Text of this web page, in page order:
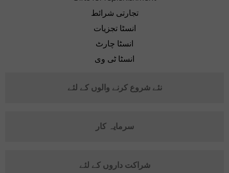
تجارتی شرائط
انسٹا تجزیات
انسٹا چارٹ
انسٹا ٹی وی
نئے شروع کرنے والوں کے لئے
سرمایہ کار
شراکت داروں کے لئے